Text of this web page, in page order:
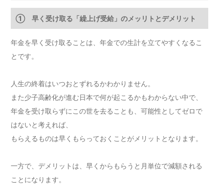
① 早く受け取る「繰上げ受給」のメッリトとデメリット
年金を早く受け取ることは、年金での生計を立てやすくなるこ
とです。
人生の終着はいつおとずれるかわかりません。
また少子高齢化が進む日本で何が起こるかもわからない中で、
年金を受け取らずにこの世を去ることも、可能性としてゼロで
はないと考えれば、
もらえるものは早くもらっておくことがメリットとなります。
一方で、デメリットは、早くからもらうと月単位で減額される
ことになります。